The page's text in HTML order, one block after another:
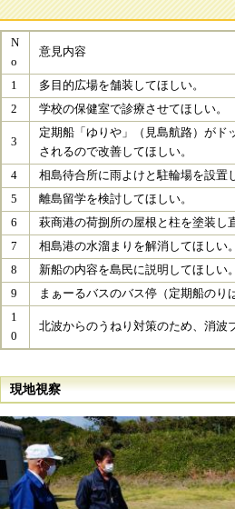
N
o
意見内容
1
​多目的広場を舗装してほしい。
2
​学校の保健室で診療させてほしい。
3
定期船「ゆりや」（見島航路）がド
されるので改善してほしい。​
4
相島待合所に雨よけと駐輪場を設置
5
離島留学を検討してほしい。​
6
萩商港の荷捌所の屋根と柱を塗装し
7
相島港の水溜まりを解消してほしい。​
8
新船の内容を島民に説明してほしい。​
9
まぁーるバスのバス停（定期船のり
1
0
北波からのうねり対策のため、消波
現地視察